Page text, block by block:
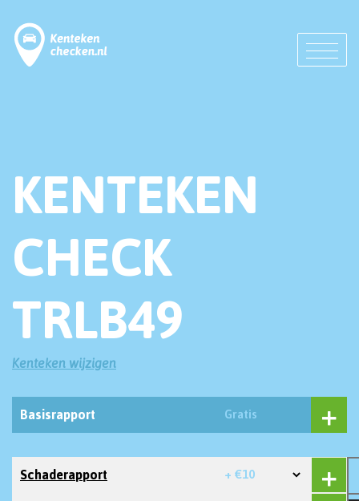
KENTEKEN
CHECK
TRLB49
Kenteken wijzigen
Basisrapport Gratis
Schaderapport + €10